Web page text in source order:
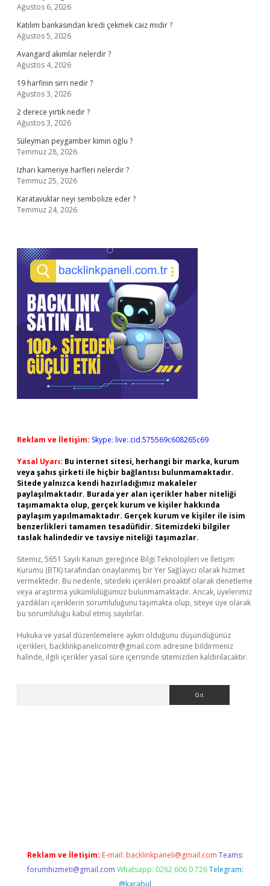
Ağustos 6, 2026
Katılım bankasından kredi çekmek caiz midir ?
Ağustos 5, 2026
Avangard akımlar nelerdir ?
Ağustos 4, 2026
19 harfinin sırrı nedir ?
Ağustos 3, 2026
2 derece yırtık nedir ?
Ağustos 3, 2026
Süleyman peygamber kimin oğlu ?
Temmuz 28, 2026
Izharı kameriye harfleri nelerdir ?
Temmuz 25, 2026
Karatavuklar neyi sembolize eder ?
Temmuz 24, 2026
Reklam ve İletişim: Skype: live:.cid.575569c608265c69
Yasal Uyarı: Bu internet sitesi, herhangi bir marka, kurum
veya şahıs şirketi ile hiçbir bağlantısı bulunmamaktadır.
Sitede yalnızca kendi hazırladığımız makaleler
paylaşılmaktadır. Burada yer alan içerikler haber niteliği
taşımamakta olup, gerçek kurum ve kişiler hakkında
paylaşım yapılmamaktadır. Gerçek kurum ve kişiler ile isim
benzerlikleri tamamen tesadüfidir. Sitemizdeki bilgiler
taslak halindedir ve tavsiye niteliği taşımazlar.
Sitemiz, 5651 Sayılı Kanun gereğince Bilgi Teknolojileri ve İletişim
Kurumu (BTK) tarafından onaylanmış bir Yer Sağlayıcı olarak hizmet
vermektedir. Bu nedenle, sitedeki içerikleri proaktif olarak denetleme
veya araştırma yükümlülüğümüz bulunmamaktadır. Ancak, üyelerimiz
yazdıkları içeriklerin sorumluluğunu taşımakta olup, siteye üye olarak
bu sorumluluğu kabul etmiş sayılırlar.
Hukuka ve yasal düzenlemelere aykırı olduğunu düşündüğünüz
içerikleri, backlinkpanelicomtr@gmail.com adresine bildirmeniz
halinde, ilgili içerikler yasal süre içerisinde sitemizden kaldırılacaktır.
Reklam ve İletişim: E-mail: backlinkpaneli@gmail.com Teams:
forumhizmeti@gmail.com Whatsapp: 0262 606 0 726 Telegram:
@karabul